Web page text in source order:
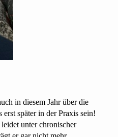
in diesem Jahr über die
später in der Praxis sein!
unter chronischer